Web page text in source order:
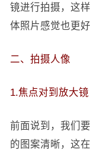
镜进行拍摄，这
体照片感觉也更好
二、拍摄人像
1.焦点对到放大
前面说到，我们
的图案清晰，这